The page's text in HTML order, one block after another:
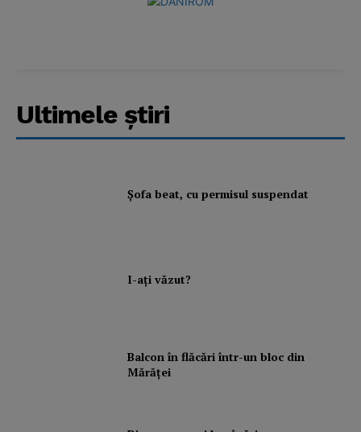
Ultimele ştiri
Şofa beat, cu permisul suspendat
I-aţi văzut?
Balcon în flăcări într-un bloc din
Mărăţei